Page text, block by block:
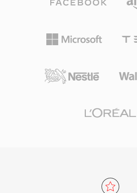
声道配置,非常适合电影配乐、现
专业数字音频工作站提供原生
入和导出。对于经常处理长篇高
性的同时,消除了令人困扰的文件